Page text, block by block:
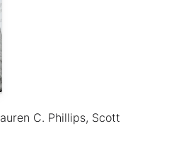
C. Phillips, Scott